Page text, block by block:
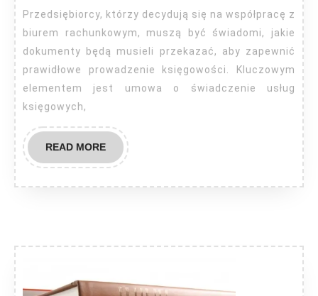
jakie
dokumenty
musi
przekazać
przedsiębiorca
Przedsiębiorcy, którzy decydują się na współpracę z
biurem rachunkowym, muszą być świadomi, jakie
dokumenty będą musieli przekazać, aby zapewnić
prawidłowe prowadzenie księgowości. Kluczowym
elementem jest umowa o świadczenie usług
księgowych,
READ MOREREAD
MORE